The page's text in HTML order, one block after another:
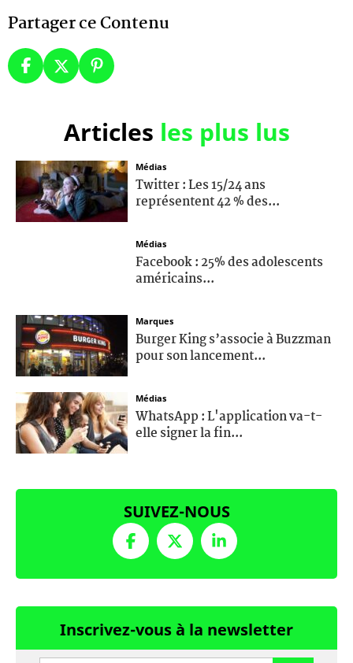
Partager ce Contenu
Articles les plus lus
Médias
Twitter : Les 15/24 ans
représentent 42 % des...
Médias
Facebook : 25% des adolescents
américains...
Marques
Burger King s’associe à Buzzman
pour son lancement...
Médias
WhatsApp : L'application va-t-
elle signer la fin...
SUIVEZ-NOUS
Inscrivez-vous à la newsletter